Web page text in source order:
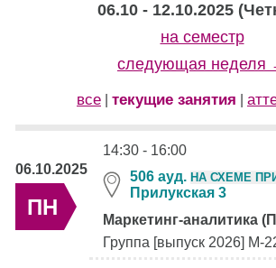
06.10 - 12.10.2025
на семестр
следующая неделя
все текущие занятия
06.10.2025
ПН
14:30 - 16:00
506 ауд. НА СХЕМЕ
Прилукская 3
Маркетинг-аналитика
Группа [выпуск 2026] М-